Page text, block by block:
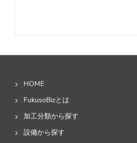
HOME
FukusoBizとは
加工分類から探す
設備から探す